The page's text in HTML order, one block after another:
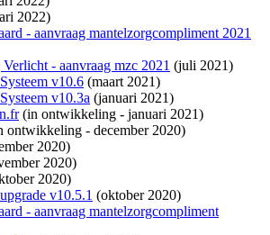
2022)
- aanvraag mantelzorgcompliment 2021
- aanvraag mzc 2021 (juli 2021)
v10.6 (maart 2021)
v10.3a (januari 2021)
(in ontwikkeling - januari 2021)
ontwikkeling - december 2020)
2020)
2020)
2020)
v10.5.1 (oktober 2020)
- aanvraag mantelzorgcompliment